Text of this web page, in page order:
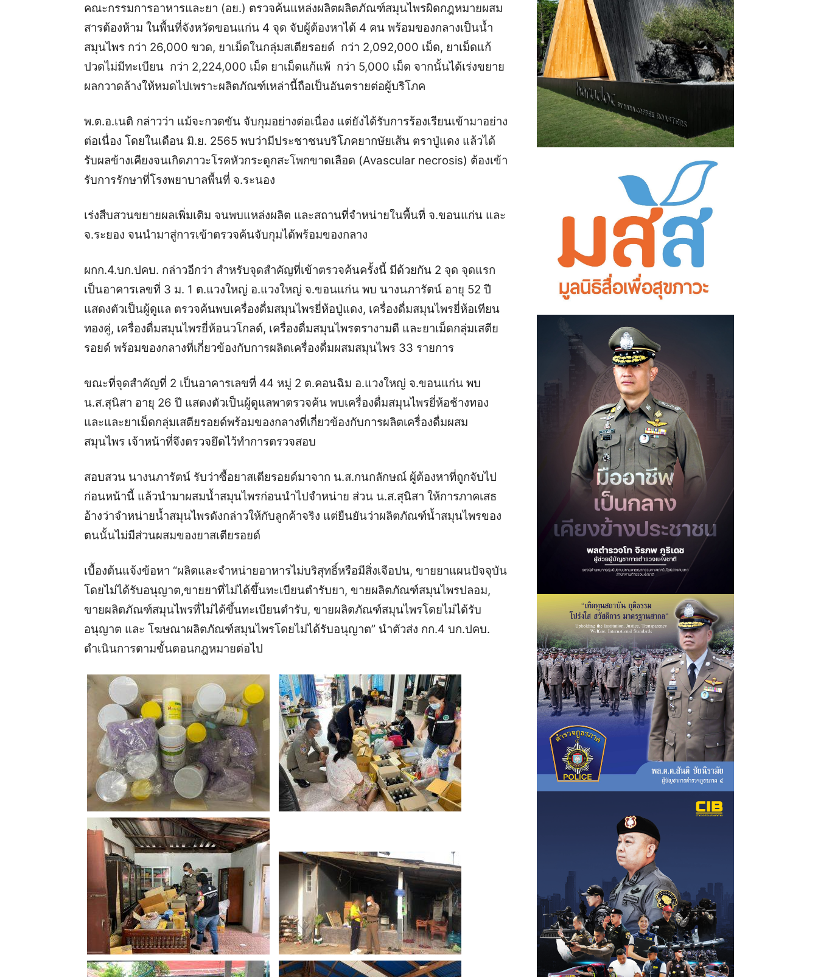
คณะกรรมการอาหารและยา (อย.) ตรวจค้นแหล่งผลิตผลิตภัณฑ์สมุนไพรผิดกฎหมายผสม
สารต้องห้าม ในพื้นที่จังหวัดขอนแก่น 4 จุด จับผู้ต้องหาได้ 4 คน พร้อมของกลางเป็นน้ำ
สมุนไพร กว่า 26,000 ขวด, ยาเม็ดในกลุ่มสเตียรอยด์ กว่า 2,092,000 เม็ด, ยาเม็ดแก้
ปวดไม่มีทะเบียน กว่า 2,224,000 เม็ด ยาเม็ดแก้แพ้ กว่า 5,000 เม็ด จากนั้นได้เร่งขยาย
ผลกวาดล้างให้หมดไปเพราะผลิตภัณฑ์เหล่านี้ถือเป็นอันตรายต่อผู้บริโภค
พ.ต.อ.เนติ กล่าวว่า แม้จะกวดขัน จับกุมอย่างต่อเนื่อง แต่ยังได้รับการร้องเรียนเข้ามาอย่าง
ต่อเนื่อง โดยในเดือน มิ.ย. 2565 พบว่ามีประชาชนบริโภคยากษัยเส้น ตราปู่แดง แล้วได้
รับผลข้างเคียงจนเกิดภาวะโรคหัวกระดูกสะโพกขาดเลือด (Avascular necrosis) ต้องเข้า
รับการรักษาที่โรงพยาบาลพื้นที่ จ.ระนอง
เร่งสืบสวนขยายผลเพิ่มเติม จนพบแหล่งผลิต และสถานที่จำหน่ายในพื้นที่ จ.ขอนแก่น และ
จ.ระยอง จนนำมาสู่การเข้าตรวจค้นจับกุมได้พร้อมของกลาง
ผกก.4.บก.ปคบ. กล่าวอีกว่า สำหรับจุดสำคัญที่เข้าตรวจค้นครั้งนี้ มีด้วยกัน 2 จุด จุดแรก
เป็นอาคารเลขที่ 3 ม. 1 ต.แวงใหญ่ อ.แวงใหญ่ จ.ขอนแก่น พบ นางนภารัตน์ อายุ 52 ปี
แสดงตัวเป็นผู้ดูแล ตรวจค้นพบเครื่องดื่มสมุนไพรยี่ห้อปู่แดง, เครื่องดื่มสมุนไพรยี่ห้อเทียน
ทองคู่, เครื่องดื่มสมุนไพรยี่ห้อนวโกลด์, เครื่องดื่มสมุนไพรตรางามดี และยาเม็ดกลุ่มเสตีย
รอยด์ พร้อมของกลางที่เกี่ยวข้องกับการผลิตเครื่องดื่มผสมสมุนไพร 33 รายการ
ขณะที่จุดสำคัญที่ 2 เป็นอาคารเลขที่ 44 หมู่ 2 ต.คอนฉิม อ.แวงใหญ่ จ.ขอนแก่น พบ
น.ส.สุนิสา อายุ 26 ปี แสดงตัวเป็นผู้ดูแลพาตรวจค้น พบเครื่องดื่มสมุนไพรยี่ห้อช้างทอง
และและยาเม็ดกลุ่มเสตียรอยด์พร้อมของกลางที่เกี่ยวข้องกับการผลิตเครื่องดื่มผสม
สมุนไพร เจ้าหน้าที่จึงตรวจยึดไว้ทำการตรวจสอบ
สอบสวน นางนภารัตน์ รับว่าซื้อยาสเตียรอยด์มาจาก น.ส.กนกลักษณ์ ผู้ต้องหาที่ถูกจับไป
ก่อนหน้านี้ แล้วนำมาผสมน้ำสมุนไพรก่อนนำไปจำหน่าย ส่วน น.ส.สุนิสา ให้การภาคเสธ
อ้างว่าจำหน่ายน้ำสมุนไพรดังกล่าวให้กับลูกค้าจริง แต่ยืนยันว่าผลิตภัณฑ์น้ำสมุนไพรของ
ตนนั้นไม่มีส่วนผสมของยาสเตียรอยด์
เบื้องต้นแจ้งข้อหา “ผลิตและจำหน่ายอาหารไม่บริสุทธิ์หรือมีสิ่งเจือปน, ขายยาแผนปัจจุบัน
โดยไม่ได้รับอนุญาต,ขายยาที่ไม่ได้ขึ้นทะเบียนตำรับยา, ขายผลิตภัณฑ์สมุนไพรปลอม,
ขายผลิตภัณฑ์สมุนไพรที่ไม่ได้ขึ้นทะเบียนตํารับ, ขายผลิตภัณฑ์สมุนไพรโดยไม่ได้รับ
อนุญาต และ โฆษณาผลิตภัณฑ์สมุนไพรโดยไม่ได้รับอนุญาต” นำตัวส่ง กก.4 บก.ปคบ.
ดำเนินการตามขั้นตอนกฎหมายต่อไป